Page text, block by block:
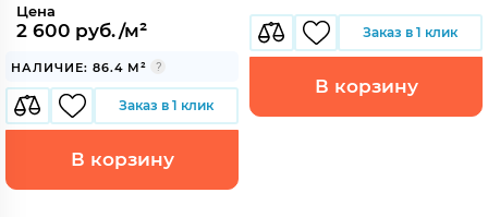
Цена
2 600 руб./м²
НАЛИЧИЕ: 86.4 М²
Заказ в 1 клик
В корзину
Заказ в 1 клик
В корзину